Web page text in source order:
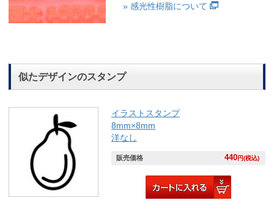
» 感光性樹脂について
似たデザインのスタンプ
イラストスタンプ
8mm×8mm
洋なし
販売価格 440円(税込)